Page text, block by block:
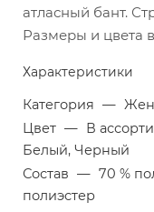
атласный бант.
Размеры и цвета
Характеристики
Категория —
Цвет — В
Белый, Черный
Состав — 70 %
полиэстер